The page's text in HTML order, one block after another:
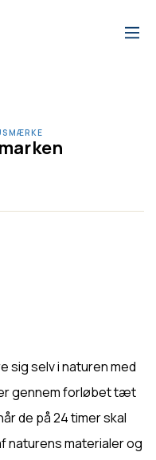
sig selv i naturen med
gennem forløbet tæt
de på 24 timer skal
naturens materialer og